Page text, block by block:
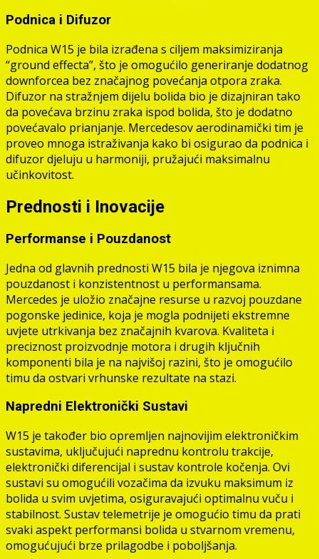
Podnica i Difuzor
Podnica W15 je bila izrađena s ciljem maksimiziranja
“ground effecta”, što je omogućilo generiranje dodatnog
downforcea bez značajnog povećanja otpora zraka.
Difuzor na stražnjem dijelu bolida bio je dizajniran tako
da povećava brzinu zraka ispod bolida, što je dodatno
povećavalo prianjanje. Mercedesov aerodinamički tim je
proveo mnoga istraživanja kako bi osigurao da podnica i
difuzor djeluju u harmoniji, pružajući maksimalnu
učinkovitost.
Prednosti i Inovacije
Performanse i Pouzdanost
Jedna od glavnih prednosti W15 bila je njegova iznimna
pouzdanost i konzistentnost u performansama.
Mercedes je uložio značajne resurse u razvoj pouzdane
pogonske jedinice, koja je mogla podnijeti ekstremne
uvjete utrkivanja bez značajnih kvarova. Kvaliteta i
preciznost proizvodnje motora i drugih ključnih
komponenti bila je na najvišoj razini, što je omogućilo
timu da ostvari vrhunske rezultate na stazi.
Napredni Elektronički Sustavi
W15 je također bio opremljen najnovijim elektroničkim
sustavima, uključujući naprednu kontrolu trakcije,
elektronički diferencijal i sustav kontrole kočenja. Ovi
sustavi su omogućili vozačima da izvuku maksimum iz
bolida u svim uvjetima, osiguravajući optimalnu vuču i
stabilnost. Sustav telemetrije je omogućio timu da prati
svaki aspekt performansi bolida u stvarnom vremenu,
omogućujući brze prilagodbe i poboljšanja.